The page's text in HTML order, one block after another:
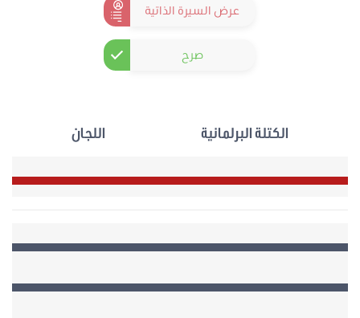
عرض السيرة الذاتية
صرح
الكتلة البرلمانية اللجان